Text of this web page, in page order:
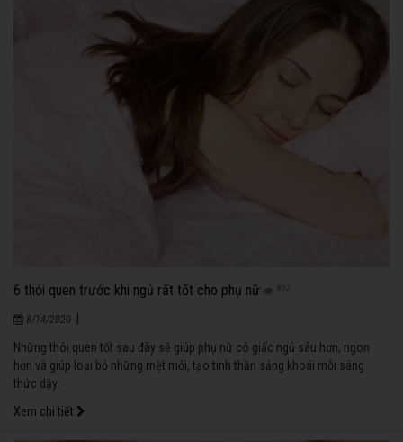
6 thói quen trước khi ngủ rất tốt cho phụ nữ 892
8/14/2020
Những thói quen tốt sau đây sẽ giúp phụ nữ có giấc ngủ sâu hơn, ngon
hơn và giúp loại bỏ những mệt mỏi, tạo tinh thần sảng khoái mỗi sáng
thức dậy.
Xem chi tiết